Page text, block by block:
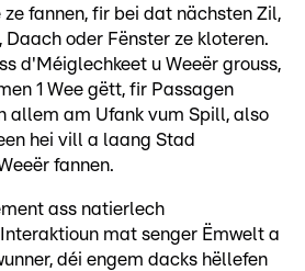
ze fannen, fir bei dat nächsten Zil,
Daach oder Fënster ze kloteren.
d'Méiglechkeet u Weeër grouss,
1 Wee gëtt, fir Passagen
allem am Ufank vum Spill, also
hei vill a laang Stad
fannen.
ass natierlech
mat senger Ëmwelt a
déi engem dacks hëllefen